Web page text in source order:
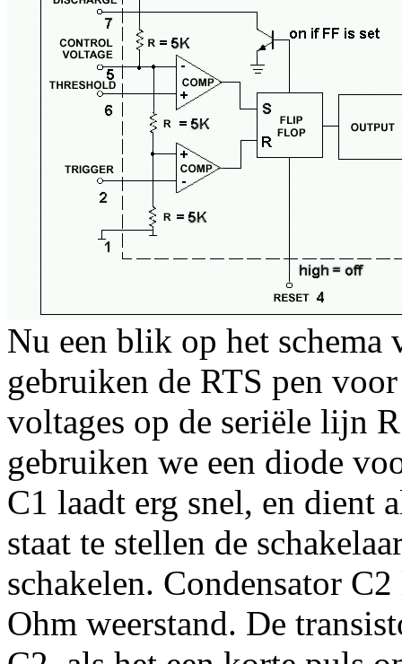
Nu een blik op het schema
gebruiken de RTS pen
voltages op de seriële lijn
gebruiken we een diode
C1 laadt erg snel, en dient
staat te stellen de
schakelen. Condensator
Ohm weerstand. De